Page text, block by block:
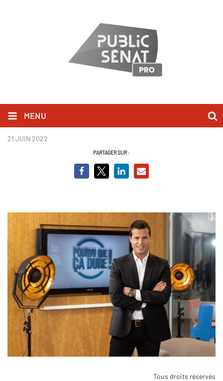
MENU
David Jacqot.png
21 JUIN 2022
PARTAGER SUR :
Tous droits réservés